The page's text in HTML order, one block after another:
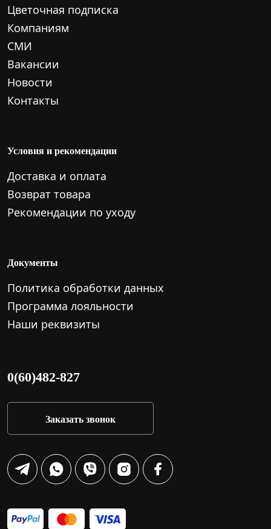
Цветочная подписка
Компаниям
СМИ
Вакансии
Новости
Контакты
Условия и рекомендации
Доставка и оплата
Возврат товара
Рекомендации по уходу
Документы
Политика обработки данных
Программа лояльности
Наши реквизиты
0(60)482-827
Заказать звонок